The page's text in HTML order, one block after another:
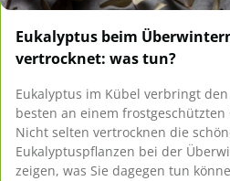
Eukalyptus beim
vertrocknet: was tun?
Eukalyptus im Kübel verbringt
besten an einem frostgeschützten
Nicht selten vertrocknen die
Eukalyptuspflanzen bei der
zeigen, was Sie dagegen tun